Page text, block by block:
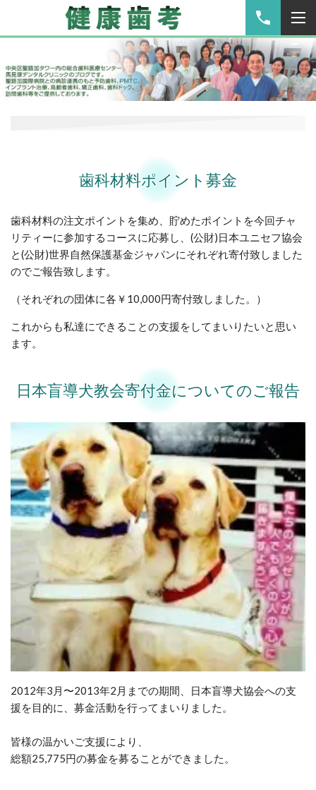
歯科材料ポイント募金
歯科材料の注文ポイントを集め、貯めたポイントを今回チャ
リティーに参加するコースに応募し、(公財)日本ユニセフ協会
と(公財)世界自然保護基金ジャパンにそれぞれ寄付致しました
のでご報告致します。
（それぞれの団体に各￥10,000円寄付致しました。）
これからも私達にできることの支援をしてまいりたいと思い
ます。
日本盲導犬教会寄付金についてのご報告
2012年3月〜2013年2月までの期間、日本盲導犬協会への支
援を目的に、募金活動を行ってまいりました。
皆様の温かいご支援により、
総額25,775円の募金を募ることができました。